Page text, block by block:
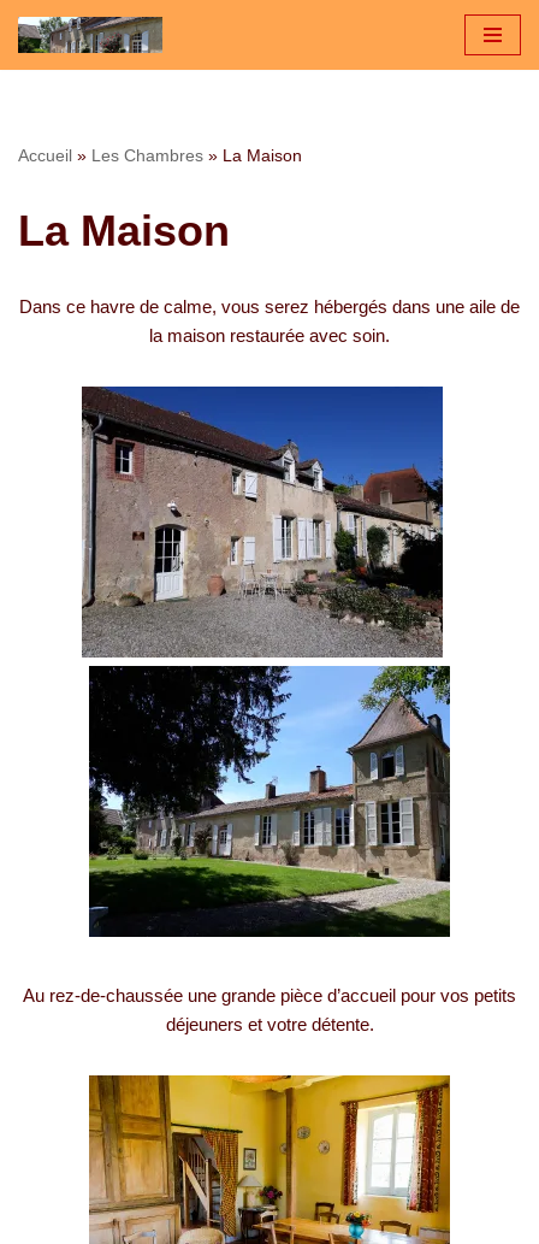
Accueil » Les Chambres » La Maison
La Maison
Dans ce havre de calme, vous serez hébergés dans une aile de
la maison restaurée avec soin.
Au rez-de-chaussée une grande pièce d’accueil pour vos petits
déjeuners et votre détente.